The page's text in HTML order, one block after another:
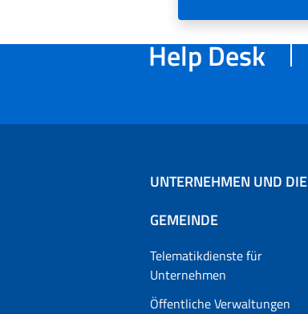
Help Desk
UNTERNEHMEN UND DIE
GEMEINDE
Telematikdienste für
Unternehmen
Öffentliche Verwaltungen